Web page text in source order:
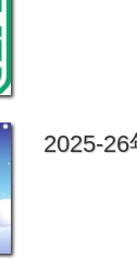
2025-